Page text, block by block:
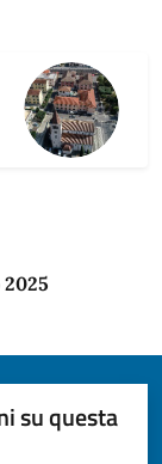
su questa